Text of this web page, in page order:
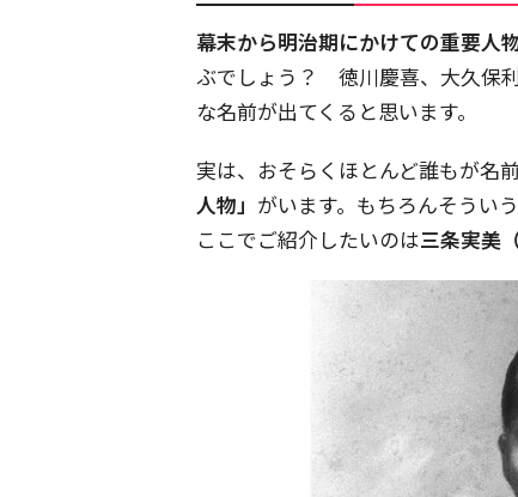
幕末から明治期にかけての重要人
ぶでしょう？ 徳川慶喜、大久保
な名前が出てくると思います。
実は、おそらくほとんど誰もが名
人物」 がいます。もちろんそうい
ここでご紹介したいのは三条実美